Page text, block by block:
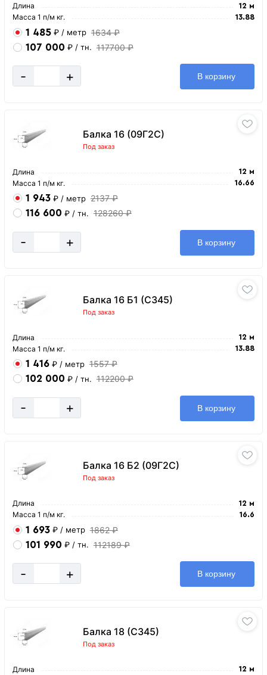
Длина 12 м
Масса 1 п/м кг. 13.88
1 485 ₽ / метр 1634 ₽
107 000 ₽ / тн. 117700 ₽
- + В корзину
Балка 16 (09Г2С)
Под заказ
Длина 12 м
Масса 1 п/м кг. 16.66
1 943 ₽ / метр 2137 ₽
116 600 ₽ / тн. 128260 ₽
- + В корзину
Балка 16 Б1 (С345)
Под заказ
Длина 12 м
Масса 1 п/м кг. 13.88
1 416 ₽ / метр 1557 ₽
102 000 ₽ / тн. 112200 ₽
- + В корзину
Балка 16 Б2 (09Г2С)
Под заказ
Длина 12 м
Масса 1 п/м кг. 16.6
1 693 ₽ / метр 1862 ₽
101 990 ₽ / тн. 112189 ₽
- + В корзину
Балка 18 (С345)
Под заказ
Длина 12 м